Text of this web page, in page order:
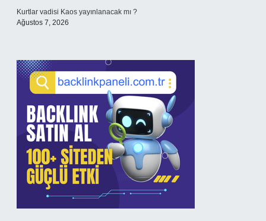
Kurtlar vadisi Kaos yayınlanacak mı ?
Ağustos 7, 2026